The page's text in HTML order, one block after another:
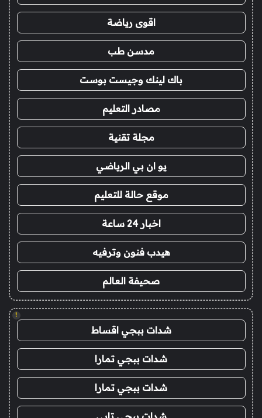
اقوى رياضة
مدسن طب
باك لينك وجيست بوست
مصادر التعليم
مجلة تقنية
يو ان بي الرياضي
موقع حالة للتعليم
اخبار 24 ساعة
هيدب فنون وترفيه
صحيفة العالم
!
شدات ببجي اقساط
شدات ببجي تمارا
شدات ببجي تمارا